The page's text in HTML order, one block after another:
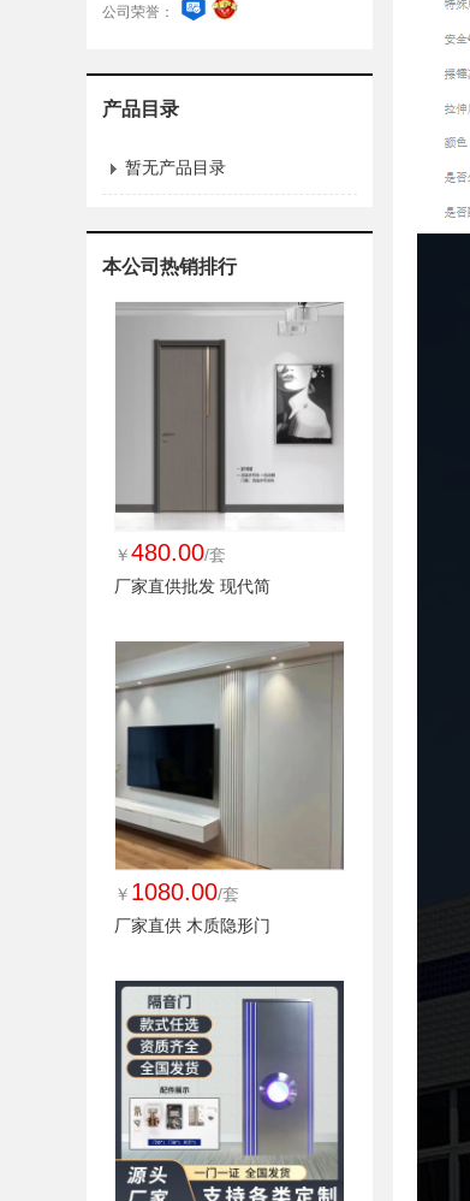
公司荣誉：
产品目录
暂无产品目录
本公司热销排行
￥480.00/套
厂家直供批发 现代简
￥ 1080.00/套
厂家直供 木质隐形门